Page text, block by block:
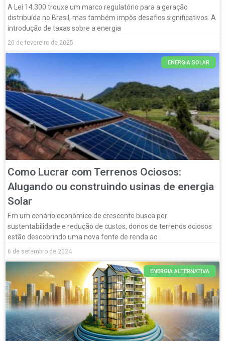
A Lei 14.300 trouxe um marco regulatório para a geração
distribuída no Brasil, mas também impôs desafios significativos. A
introdução de taxas sobre a energia
20 de fevereiro de 2025
ENERGIA SOLAR
Como Lucrar com Terrenos Ociosos:
Alugando ou construindo usinas de energia
Solar
Em um cenário econômico de crescente busca por
sustentabilidade e redução de custos, donos de terrenos ociosos
estão descobrindo uma nova fonte de renda ao
6 de setembro de 2024
ENERGIA ALTERNATIVA